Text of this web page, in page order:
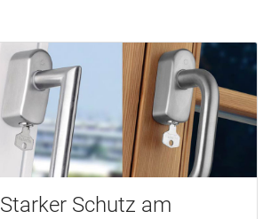
Starker Schutz am